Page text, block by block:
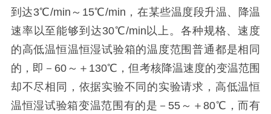
到达3℃/min～15℃/min，在某些温度段升温、降温
速率以至能够到达30℃/min以上。各种规格、速度
的高低温恒温恒湿试验箱的温度范围普通都是相同
的，即－60～＋130℃，但考核降温速度的变温范围
却不尽相同，依据实验不同的实验请求，高低温恒
温恒湿试验箱变温范围有的是－55～＋80℃，而有